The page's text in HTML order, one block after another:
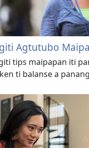
Agtutubo
tips maipapan iti
ti balanse a